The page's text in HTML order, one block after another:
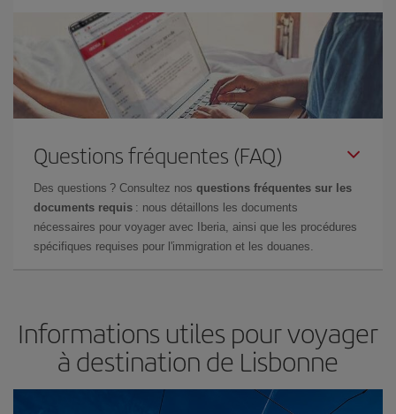
Questions fréquentes (FAQ)
Des questions ? Consultez nos questions fréquentes sur les
documents requis : nous détaillons les documents
nécessaires pour voyager avec Iberia, ainsi que les procédures
spécifiques requises pour l'immigration et les douanes.
Informations utiles pour voyager
à destination de Lisbonne